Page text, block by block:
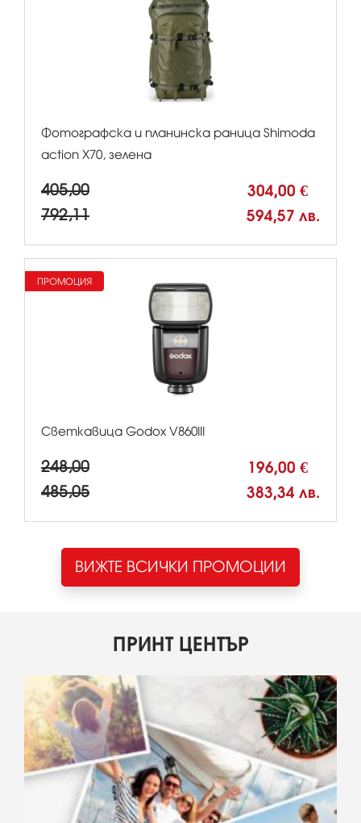
Фотографска и планинска раница Shimoda
action X70, зелена
405,00 304,00 €
792,11 594,57 лв.
Светкавица Godox V860III
248,00 196,00 €
485,05 383,34 лв.
ПРОМОЦИЯ
ВИЖТЕ ВСИЧКИ ПРОМОЦИИ
ПРИНТ ЦЕНТЪР